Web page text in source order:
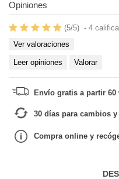
Opiniones
(5/5) - 4
Ver valoraciones
Leer opiniones Valorar
Envío gratis a partir 60
30 días para cambios
Compra online y